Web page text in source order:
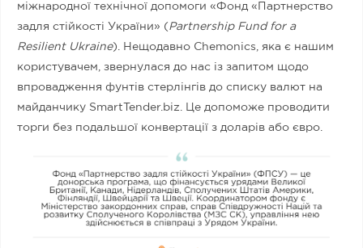
міжнародної технічної допомоги «Фонд «Партнерство
задля стійкості України» (Partnership Fund for a
Resilient Ukraine). Нещодавно Chemonics, яка є нашим
користувачем, звернулася до нас із запитом щодо
впровадження фунтів стерлінгів до списку валют на
майданчику SmartTender.biz. Це допоможе проводити
торги без подальшої конвертації з доларів або євро.